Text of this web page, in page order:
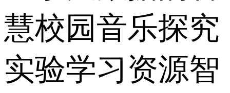
慧校园音乐探究
实验学习资源智